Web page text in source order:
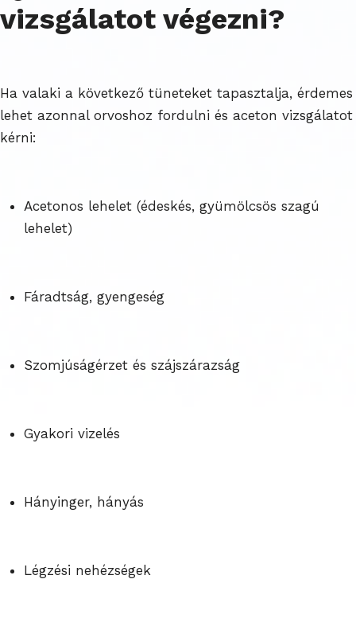
vizsgálatot végezni?
Ha valaki a következő tüneteket tapasztalja, érdemes
lehet azonnal orvoshoz fordulni és aceton vizsgálatot
kérni:
Acetonos lehelet (édeskés, gyümölcsös szagú
lehelet)
Fáradtság, gyengeség
Szomjúságérzet és szájszárazság
Gyakori vizelés
Hányinger, hányás
Légzési nehézségek